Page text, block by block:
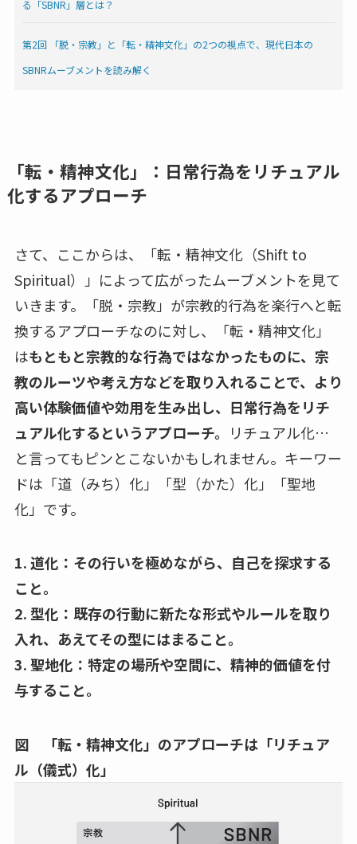
る「SBNR」層とは？
第2回 「脱・宗教」と「転・精神文化」の2つの視点で、現代日本の
SBNRムーブメントを読み解く
「転・精神文化」：日常行為をリチュアル
化するアプローチ
さて、ここからは、「転・精神文化（Shift to
Spiritual）」によって広がったムーブメントを見て
いきます。「脱・宗教」が宗教的行為を楽行へと転
換するアプローチなのに対し、「転・精神文化」
はもともと宗教的な行為ではなかったものに、宗
教のルーツや考え方などを取り入れることで、より
高い体験価値や効用を生み出し、日常行為をリチ
ュアル化するというアプローチ。 リチュアル化…
と言ってもピンとこないかもしれません。キーワー
ドは「道（みち）化」「型（かた）化」「聖地
化」です。
1. 道化：その行いを極めながら、自己を探求する
こと。
2. 型化：既存の行動に新たな形式やルールを取り
入れ、あえてその型にはまること。
3. 聖地化：特定の場所や空間に、精神的価値を付
与すること。
図 「転・精神文化」のアプローチは「リチュア
ル（儀式）化」